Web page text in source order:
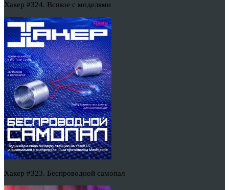
Хакер #324. Всякое с моделями
Хакер #323. Беспроводной самопал